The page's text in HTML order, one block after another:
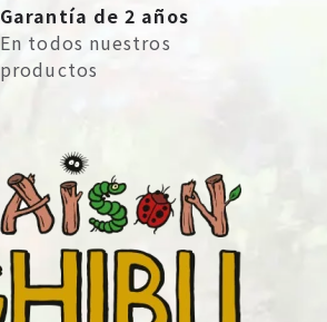
Garantía de 2 años
En todos nuestros
productos